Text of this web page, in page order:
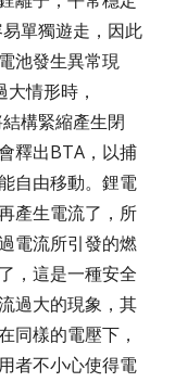
單獨遊走，因此
池發生異常現
情形時，
構緊縮產生閉
釋出BTA，以捕
自由移動。鋰電
產生電流了，所
電流所引發的燃
，這是一種安全
過大的現象，其
同樣的電壓下，
者不小心使得電